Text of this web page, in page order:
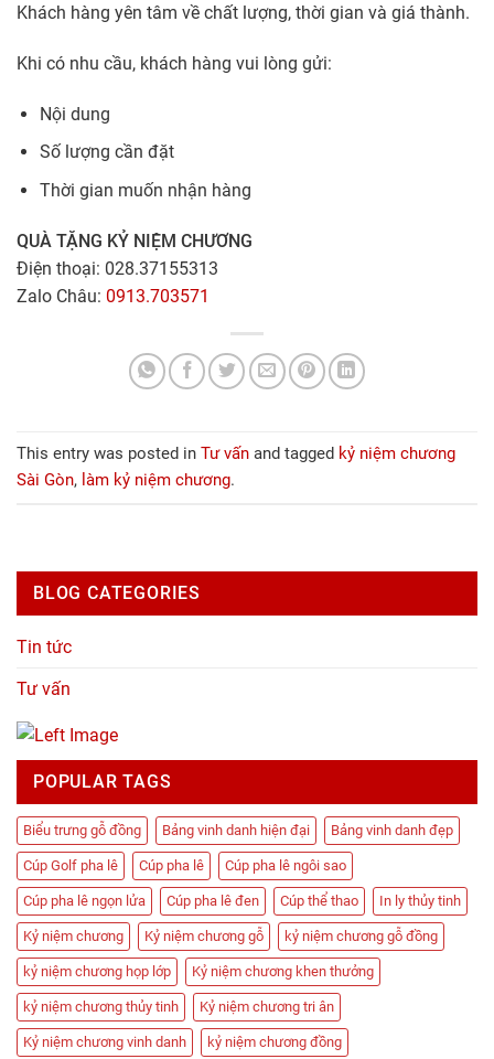
BLOG CATEGORIES
Tin tức
Tư vấn
POPULAR TAGS
Biểu trưng gỗ đồng Bảng vinh danh hiện đại Bảng vinh danh đẹp
Cúp Golf pha lê Cúp pha lê Cúp pha lê ngôi sao
Cúp pha lê ngọn lửa Cúp pha lê đen Cúp thể thao In ly thủy tinh
Kỷ niệm chương Kỷ niệm chương gỗ kỷ niệm chương gỗ đồng
kỷ niệm chương họp lớp Kỷ niệm chương khen thưởng
kỷ niệm chương thủy tinh Kỷ niệm chương tri ân
Kỷ niệm chương vinh danh kỷ niệm chương đồng
Khách hàng yên tâm về chất lượng, thời gian và giá thành.
Khi có nhu cầu, khách hàng vui lòng gửi:
Nội dung
Số lượng cần đặt
Thời gian muốn nhận hàng
QUÀ TẶNG KỶ NIỆM CHƯƠNG
Điện thoại: 028.37155313
Zalo Châu: 0913.703571
This entry was posted in Tư vấn and tagged kỷ niệm chương
Sài Gòn, làm kỷ niệm chương.